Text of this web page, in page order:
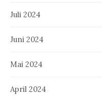
Juli 2024
Juni 2024
Mai 2024
April 2024